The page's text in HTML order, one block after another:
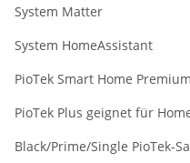
System Matter
System HomeAssistant
PioTek Smart Home Premium
PioTek Plus geignet für
Black/Prime/Single PioTek-